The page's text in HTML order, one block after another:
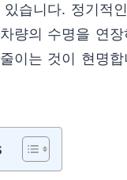
습니다. 정기적
량의 수명을 연
이는 것이 현명합